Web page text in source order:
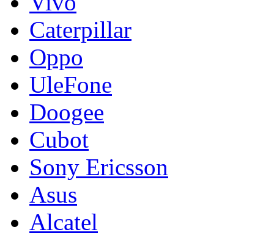
Caterpillar
Oppo
UleFone
Doogee
Cubot
Sony Ericsson
Asus
Alcatel